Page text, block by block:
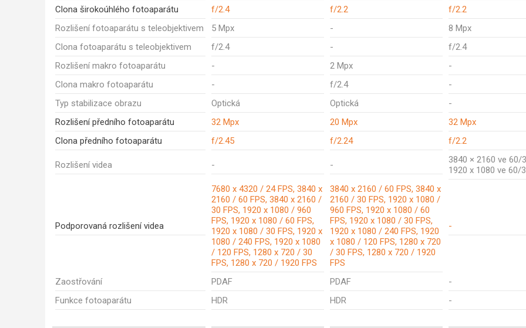
Clona širokoúhlého fotoaparátu
f/2.4 f/2.2
f/2.2
Rozlišení fotoaparátu s teleobjektivem
5 Mpx -
8 Mpx
Clona fotoaparátu s teleobjektivem
f/2.4 -
f/2.4
Rozlišení makro fotoaparátu
- 2 Mpx
-
Clona makro fotoaparátu
- f/2.4
-
Typ stabilizace obrazu
Optická Optická
-
Rozlišení předního fotoaparátu
32 Mpx 20 Mpx
32 Mpx
Clona předního fotoaparátu
f/2.45 f/2.24 f/2.2
Rozlišení videa - -
3840 × 2160 ve 60/
1920 x 1080 ve 60/
Podporovaná rozlišení videa
7680 x 4320 / 24 FPS, 3840 x
2160 / 60 FPS, 3840 x 2160 /
30 FPS, 1920 x 1080 / 960
FPS, 1920 x 1080 / 60 FPS,
1920 x 1080 / 30 FPS, 1920 x
1080 / 240 FPS, 1920 x 1080
/ 120 FPS, 1280 x 720 / 30
FPS, 1280 x 720 / 1920 FPS
3840 x 2160 / 60 FPS, 3840 x
2160 / 30 FPS, 1920 x 1080 /
960 FPS, 1920 x 1080 / 60
FPS, 1920 x 1080 / 30 FPS,
1920 x 1080 / 240 FPS, 1920
x 1080 / 120 FPS, 1280 x 720
/ 30 FPS, 1280 x 720 / 1920
FPS
-
Zaostřování PDAF PDAF
-
Funkce fotoaparátu
HDR HDR -